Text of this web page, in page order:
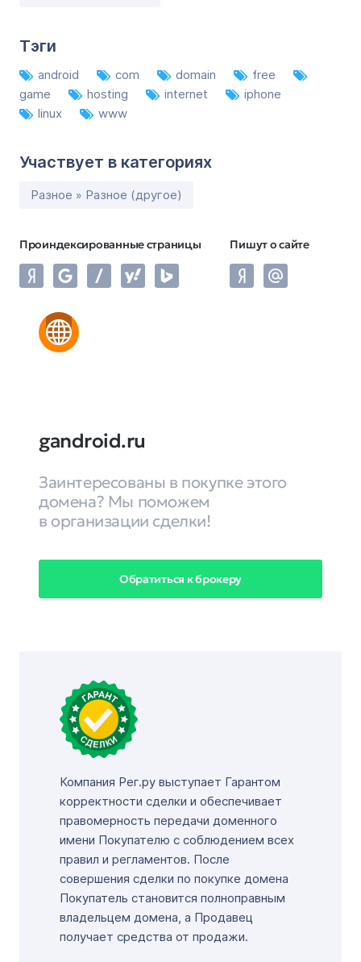
Тэги
android com domain
free
game
hosting internet
iphone
linux
www
Участвует в категориях
Разное » Разное (другое)
Проиндексированные страницы Пишут о сайте
gandroid.ru
Заинтересованы в покупке этого
домена? Мы поможем
в организации сделки!
Обратиться к брокеру
Компания Рег.ру выступает Гарантом
корректности сделки и обеспечивает
правомерность передачи доменного
имени Покупателю с соблюдением всех
правил и регламентов. После
совершения сделки по покупке домена
Покупатель становится полноправным
владельцем домена, а Продавец
получает средства от продажи.